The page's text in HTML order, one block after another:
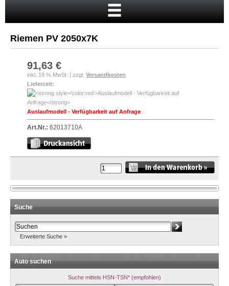
Neukunde?
Kasse
Anmelden
Riemen PV 2050x7K
91,63 €
inkl. 19 % MwSt. | zzgl. Versandkosten
Lieferzeit:
Auslaufmodell - Verfügbarkeit auf Anfrage
Art.Nr.: 62013710A
Suche
Erweiterte Suche »
Auto suchen
Suche mittels HSN-TSN* (empfohlen)